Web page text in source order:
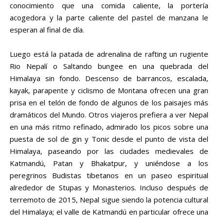
conocimiento que una comida caliente, la portería
acogedora y la parte caliente del pastel de manzana le
esperan al final de día.
Luego está la patada de adrenalina de rafting un rugiente
Rio Nepalí o Saltando bungee en una quebrada del
Himalaya sin fondo. Descenso de barrancos, escalada,
kayak, parapente y ciclismo de Montana ofrecen una gran
prisa en el telón de fondo de algunos de los paisajes más
dramáticos del Mundo. Otros viajeros prefiera a ver Nepal
en una más ritmo refinado, admirado los picos sobre una
puesta de sol de gin y Tonic desde el punto de vista del
Himalaya, paseando por las ciudades medievales de
Katmandú, Patan y Bhakatpur, y uniéndose a los
peregrinos Budistas tibetanos en un paseo espiritual
alrededor de Stupas y Monasterios. Incluso después de
terremoto de 2015, Nepal sigue siendo la potencia cultural
del Himalaya; el valle de Katmandú en particular ofrece una